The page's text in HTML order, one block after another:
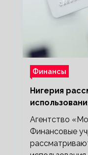
Финансы
Нигерия
«Мир»
Агентство
Финансовые